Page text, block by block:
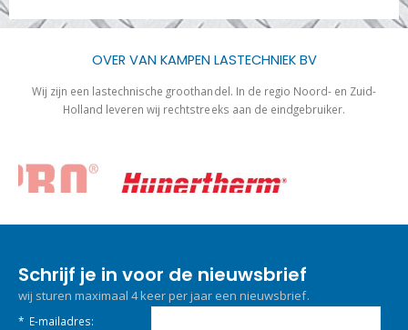
OVER VAN KAMPEN LASTECHNIEK BV
Wij zijn een lastechnische groothandel. In de regio Noord- en Zuid-
Holland leveren wij rechtstreeks aan de eindgebruiker.
Schrijf je in voor de nieuwsbrief
wij sturen maximaal 4 keer per jaar een nieuwsbrief.
* E-mailadres: